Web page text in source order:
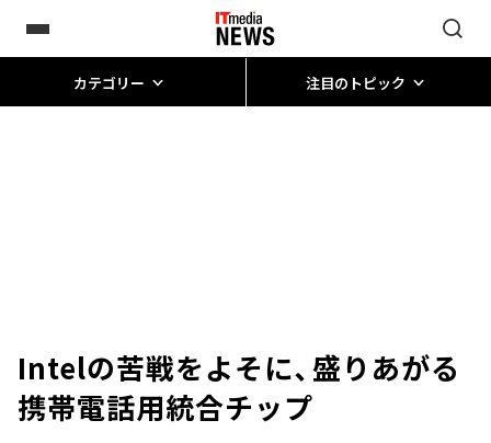
カテゴリー 注目のトピック
Intelの苦戦をよそに、盛りあがる
携帯電話用統合チップ